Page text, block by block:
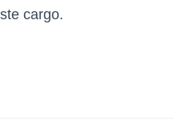
cargo.